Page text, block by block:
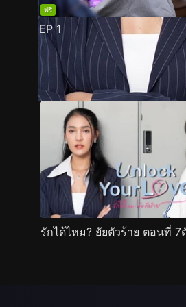
ฟรี
EP1
ตัวอย่าง ภาพนิ่ง เนื้อห
รักได้ไหม? ยัยตัวร้าย ตอนที่ 7